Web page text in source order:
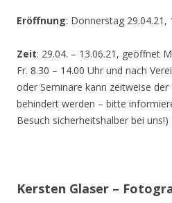
Eröffnung: Donnerstag 29.04.21,
Zeit: 29.04. – 13.06.21, geöffnet
Fr. 8.30 – 14.00 Uhr und nach
oder Seminare kann zeitweise
behindert werden – bitte
Besuch sicherheitshalber bei uns!)
Kersten Glaser –